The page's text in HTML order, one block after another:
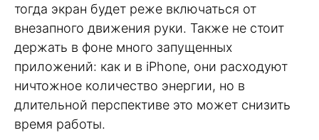
тогда экран будет реже включаться от
внезапного движения руки. Также не стоит
держать в фоне много запущенных
приложений: как и в iPhone, они расходуют
ничтожное количество энергии, но в
длительной перспективе это может снизить
время работы.